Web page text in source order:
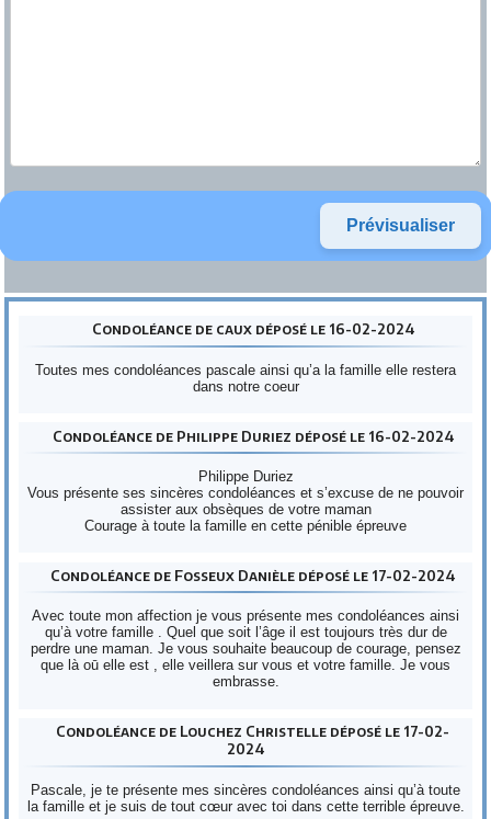
Condoléance de caux déposé le 16-02-2024
Toutes mes condoléances pascale ainsi qu’a la famille elle restera
dans notre coeur
Condoléance de Philippe Duriez déposé le 16-02-2024
Philippe Duriez
Vous présente ses sincères condoléances et s’excuse de ne pouvoir
assister aux obsèques de votre maman
Courage à toute la famille en cette pénible épreuve
Condoléance de Fosseux Danièle déposé le 17-02-2024
Avec toute mon affection je vous présente mes condoléances ainsi
qu’à votre famille . Quel que soit l’âge il est toujours très dur de
perdre une maman. Je vous souhaite beaucoup de courage, pensez
que là oū elle est , elle veillera sur vous et votre famille. Je vous
embrasse.
Condoléance de Louchez Christelle déposé le 17-02-
2024
Pascale, je te présente mes sincères condoléances ainsi qu’à toute
la famille et je suis de tout cœur avec toi dans cette terrible épreuve.